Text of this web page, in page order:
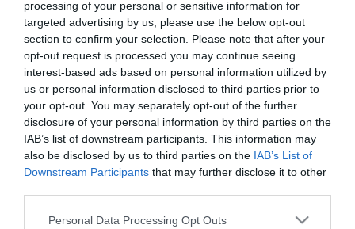
processing of your personal or sensitive information for
targeted advertising by us, please use the below opt-out
section to confirm your selection. Please note that after your
opt-out request is processed you may continue seeing
interest-based ads based on personal information utilized by
us or personal information disclosed to third parties prior to
your opt-out. You may separately opt-out of the further
disclosure of your personal information by third parties on the
IAB’s list of downstream participants. This information may
also be disclosed by us to third parties on the IAB’s List of
Downstream Participants that may further disclose it to other
Please note that this website/app uses one or more Google
Personal Data Processing Opt Outs
ΟΙΚΟΝΟΜΙΑ
Θοδωρής Σκυλακάκης: Αυξημένα
κατά 506 εκατ. τα φορολογικά
έσοδα τον Απρίλιο
16.05.2022